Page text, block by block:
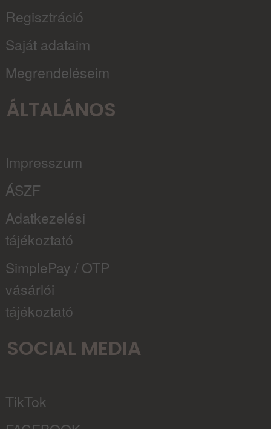
Regisztráció
Saját adataim
Megrendeléseim
ÁLTALÁNOS
Impresszum
ÁSZF
Adatkezelési
tájékoztató
SimplePay / OTP
vásárlói
tájékoztató
SOCIAL MEDIA
TikTok